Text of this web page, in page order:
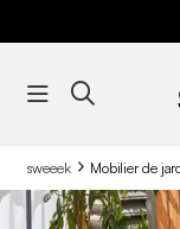
sweeek Mobilier de